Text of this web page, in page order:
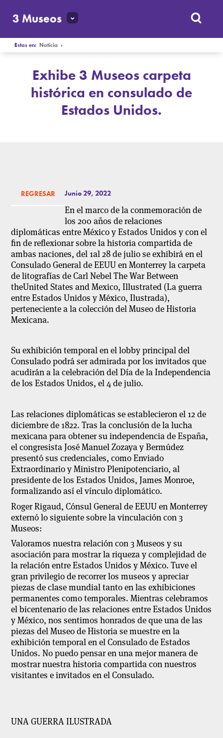
3 Museos
Estas en:Noticia ›
Exhibe 3 Museos carpeta
histórica en consulado de
Estados Unidos.
REGRESAR Junio 29, 2022
En elmarco de la conmemoración de
los 200 años de relaciones
diplomáticas entre México y Estados Unidos y con el
fin de reflexionar sobre la historia compartida de
ambas naciones, del 1al 28 de julio se exhibirá enel
Consulado General de EEUU en Monterrey la carpeta
de litografías de Carl NebelThe WarBetween
theUnited States andMexico,Illustrated (La guerra
entre Estados Unidos y México, Ilustrada),
perteneciente a la colección del Museo de Historia
Mexicana.
Su exhibición temporal en ellobbyprincipal del
Consulado podrá ser admirada por los invitados que
acudirán a la celebración del Día de la Independencia
de los Estados Unidos, el 4 de julio.
Las relaciones diplomáticas se establecieron el 12 de
diciembre de 1822. Tras la conclusión de la lucha
mexicana para obtener su independencia de España,
el congresista José Manuel Zozaya y Bermúdez
presentó sus credenciales, como Enviado
Extraordinario y Ministro Plenipotenciario, al
presidente de los Estados Unidos, James Monroe,
formalizando así el vínculo diplomático.
Roger Rigaud, Cónsul General de EEUU en Monterrey
externó lo siguiente sobre la vinculación con 3
Museos:
Valoramos nuestra relación con 3 Museos y su
asociación para mostrar la riqueza y complejidad de
la relación entre Estados Unidos y México. Tuve el
gran privilegio de recorrer los museos y apreciar
piezas de clase mundial tanto en las exhibiciones
permanentes como temporales. Mientras celebramos
el bicentenario de las relaciones entre Estados Unidos
y México, nos sentimos honrados de que una de las
piezas del Museo de Historia se muestre en la
exhibición temporal en el Consulado de Estados
Unidos. No puedo pensar en una mejor manera de
mostrar nuestra historia compartida con nuestros
visitantes e invitados en el Consulado.
UNA GUERRA ILUSTRADA